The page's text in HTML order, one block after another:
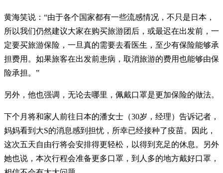
黄海笑说：“由于各个国家都有一些流感情况，不只是日本，
所以我们仍然建议大家在购买旅游团后，或最迟在出发前，一
定要买旅游保险，一旦真的需要去看医生，至少有保险能够承
担费用。如果旅客在出发前患病，取消旅游的费用也能够由保
险承担。”
另外，他也强调，无论去哪里，佩戴口罩是更加保险的做法。
下个月将和家人前往日本的潘女士（30岁，经理）告诉记者，
妈妈看到大S的消息感到担忧，所幸已经接种了疫苗。因此，
这次五天自由行将会安排得更轻松，以得到充足的休息。另外
她也说，本次行程会准备更多口罩，到人多的地方戴好口罩，